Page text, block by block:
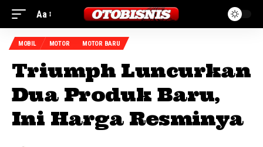
Aa
MOBIL MOTOR MOTOR BARU
Triumph Luncurkan
Dua Produk Baru,
Ini Harga Resminya